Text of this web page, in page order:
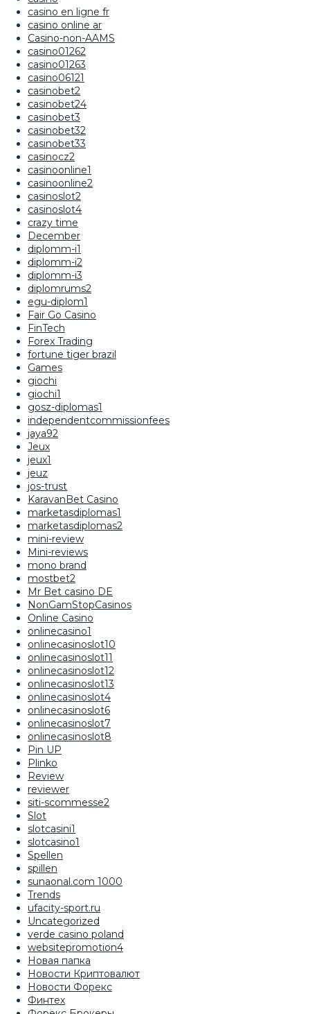
casino en ligne fr
casino online ar
Casino-non-AAMS
casino01262
casino01263
casino06121
casinobet2
casinobet24
casinobet3
casinobet32
casinobet33
casinocz2
casinoonline1
casinoonline2
casinoslot2
casinoslot4
crazy time
December
diplomm-i1
diplomm-i2
diplomm-i3
diplomrums2
egu-diplom1
Fair Go Casino
FinTech
Forex Trading
fortune tiger brazil
Games
giochi
giochi1
gosz-diplomas1
independentcommissionfees
jaya92
Jeux
jeux1
jeuz
jos-trust
KaravanBet Casino
marketasdiplomas1
marketasdiplomas2
mini-review
Mini-reviews
mono brand
mostbet2
Mr Bet casino DE
NonGamStopCasinos
Online Casino
onlinecasino1
onlinecasinoslot10
onlinecasinoslot11
onlinecasinoslot12
onlinecasinoslot13
onlinecasinoslot4
onlinecasinoslot6
onlinecasinoslot7
onlinecasinoslot8
Pin UP
Plinko
Review
reviewer
siti-scommesse2
Slot
slotcasini1
slotcasino1
Spellen
spillen
sunaonal.com 1000
Trends
ufacity-sport.ru
Uncategorized
verde casino poland
websitepromotion4
Новая папка
Новости Криптовалют
Новости Форекс
Финтех